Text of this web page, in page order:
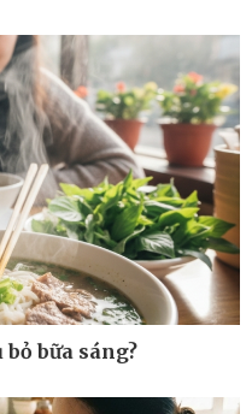
Ảnh
Video
E-Magazine
bỏ bữa sáng?